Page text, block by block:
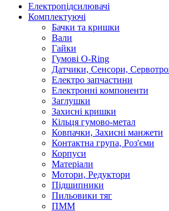
Електропідсилювачі
Комплектуючі
Бачки та кришки
Вали
Гайки
Гумові O-Ring
Датчики, Сенсори,
Електро запчастини
Електронні компоненти
Заглушки
Захисні кришки
Кільця гумово-метал
Ковпачки, Захисні манжети
Контактна група, Роз'єми
Корпуси
Матеріали
Мотори, Редуктори
Підшипники
Пильовики тяг
ПММ